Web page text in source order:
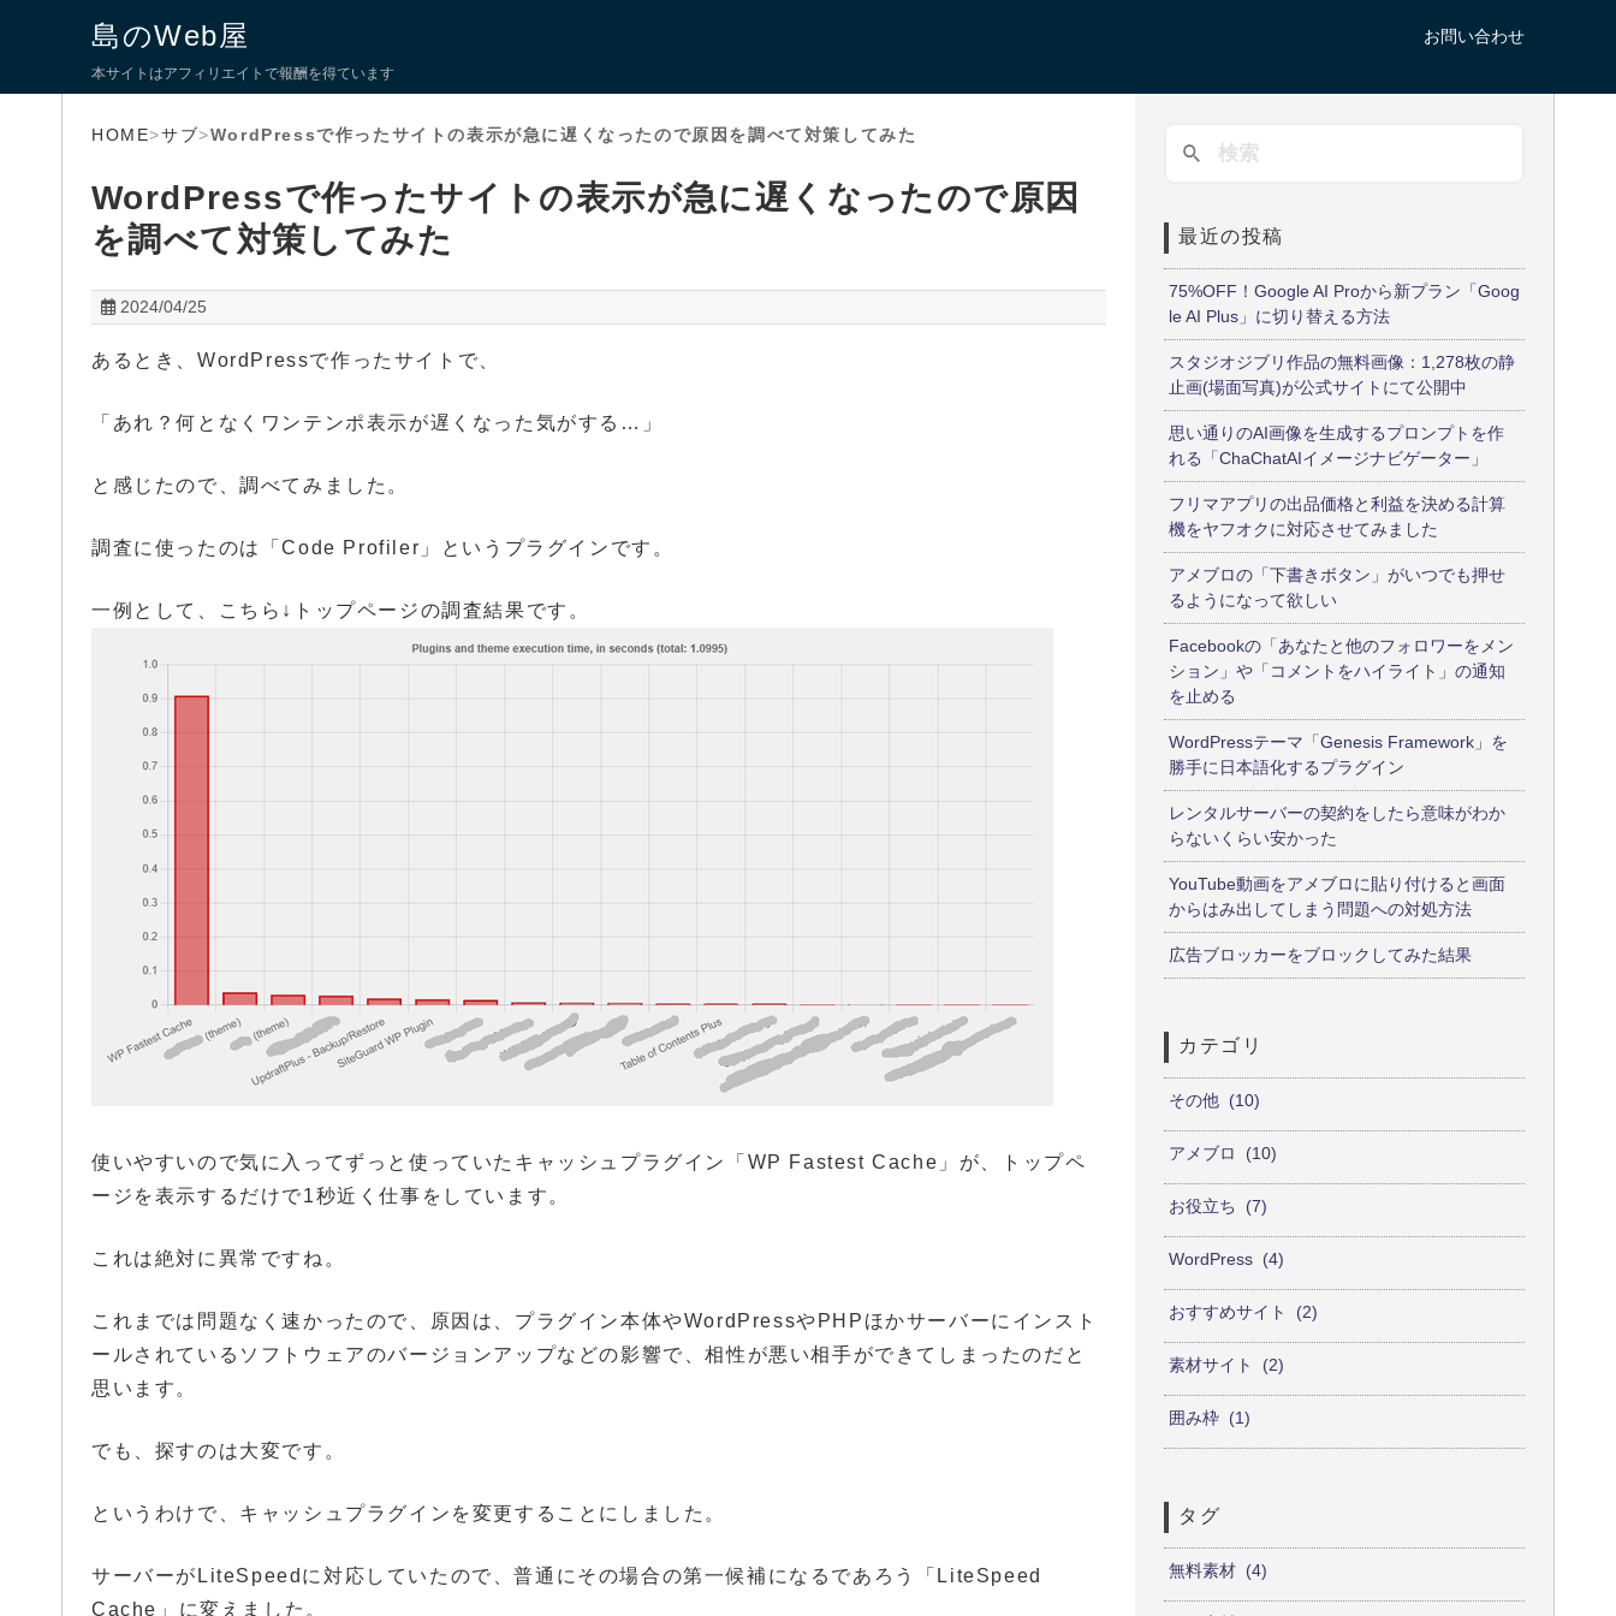
島のWeb屋 お問い合わせ
本サイトはアフィリエイトで報酬を得ています
HOME>サブ>WordPressで作ったサイトの表示が急に遅くなったので原因を調べて対策してみた
WordPressで作ったサイトの表示が急に遅くなったので原因
を調べて対策してみた
2024/04/25
あるとき、WordPressで作ったサイトで、
「あれ？何となくワンテンポ表示が遅くなった気がする…」
と感じたので、調べてみました。
調査に使ったのは「Code Profiler」というプラグインです。
一例として、こちら↓トップページの調査結果です。
使いやすいので気に入ってずっと使っていたキャッシュプラグイン「WP Fastest Cache」が、トップペ
ージを表示するだけで1秒近く仕事をしています。
これは絶対に異常ですね。
これまでは問題なく速かったので、原因は、プラグイン本体やWordPressやPHPほかサーバーにインスト
ールされているソフトウェアのバージョンアップなどの影響で、相性が悪い相手ができてしまったのだと
思います。
でも、探すのは大変です。
というわけで、キャッシュプラグインを変更することにしました。
サーバーがLiteSpeedに対応していたので、普通にその場合の第一候補になるであろう「LiteSpeed
Cache」に変えました。
最近の投稿
75%OFF！Google AI Proから新プラン「Goog
le AI Plus」に切り替える方法
スタジオジブリ作品の無料画像：1,278枚の静
止画(場面写真)が公式サイトにて公開中
思い通りのAI画像を生成するプロンプトを作
れる「ChaChatAIイメージナビゲーター」
フリマアプリの出品価格と利益を決める計算
機をヤフオクに対応させてみました
アメブロの「下書きボタン」がいつでも押せ
るようになって欲しい
Facebookの「あなたと他のフォロワーをメン
ション」や「コメントをハイライト」の通知
を止める
WordPressテーマ「Genesis Framework」を
勝手に日本語化するプラグイン
レンタルサーバーの契約をしたら意味がわか
らないくらい安かった
YouTube動画をアメブロに貼り付けると画面
からはみ出してしまう問題への対処方法
広告ブロッカーをブロックしてみた結果
カテゴリ
その他 10
アメブロ 10
お役立ち 7
WordPress 4
おすすめサイト 2
素材サイト 2
囲み枠 1
タグ
無料素材 4